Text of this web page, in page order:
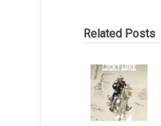
Related Posts